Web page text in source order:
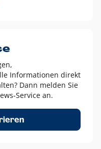
nur in Ausnahmefällen
Weiß-Umsetzungen
von jeweils einer
Richtungen
Informationen direkt
Dann melden Sie
Service an.